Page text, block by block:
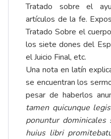
Tratado sobre el
artículos de la fe.
Tratado Sobre el
los siete dones del
el Juicio Final, etc.
Una nota en latín
se encuentran los
pesar de haberlos
tamen quicunque
ponuntur
huius libri